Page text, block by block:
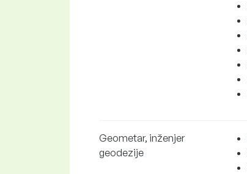
Geometar, inženjer
geodezije